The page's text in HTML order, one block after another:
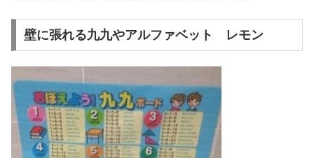
壁に張れる九九やアルファベット レモン